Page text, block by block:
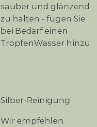
sauber und glänzend
zu halten - fügen Sie
bei Bedarf einen
TropfenWasser hinzu.
Silber-Reinigung
Wir empfehlen